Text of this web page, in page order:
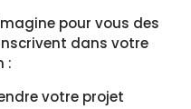
pour vous des
dans votre
:
votre projet